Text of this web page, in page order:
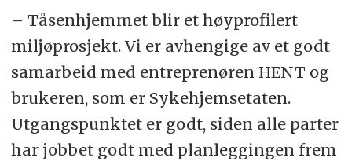
– Tåsenhjemmet blir et høyprofilert
miljøprosjekt. Vi er avhengige av et godt
samarbeid med entreprenøren HENT og
brukeren, som er Sykehjemsetaten.
Utgangspunktet er godt, siden alle parter
har jobbet godt med planleggingen frem